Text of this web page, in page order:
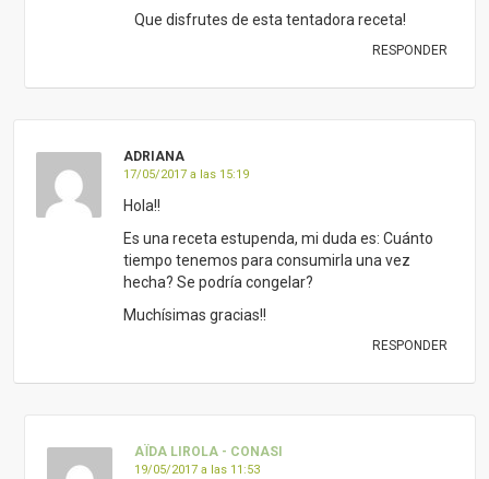
Que disfrutes de esta tentadora receta!
RESPONDER
ADRIANA
17/05/2017 a las 15:19
Hola!!
Es una receta estupenda, mi duda es: Cuánto
tiempo tenemos para consumirla una vez
hecha? Se podría congelar?
Muchísimas gracias!!
RESPONDER
AÏDA LIROLA - CONASI
19/05/2017 a las 11:53